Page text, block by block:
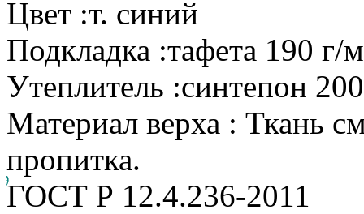
Цвет :т. синий
Подкладка :тафета 190 г/
Утеплитель :синтепон
Материал верха : Ткань
пропитка.
ГОСТ Р 12.4.236-2011